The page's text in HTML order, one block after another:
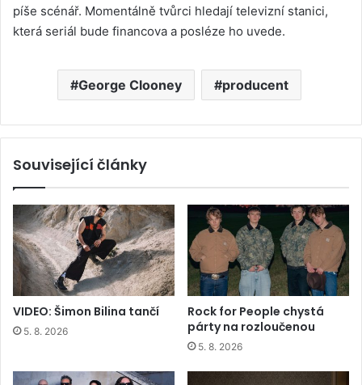
píše scénář. Momentálně tvůrci hledají televizní stanici,
která seriál bude financova a posléze ho uvede.
George Clooney producent
Související články
VIDEO: Šimon Bilina tančí
5. 8. 2026
Rock for People chystá
párty na rozloučenou
5. 8. 2026